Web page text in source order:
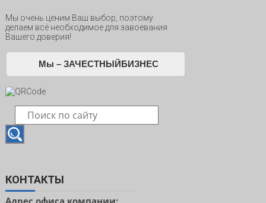
Мы очень ценим Ваш выбор, поэтому
делаем всё необходимое для завоевания
Вашего доверия!
Мы – ЗАЧЕСТНЫЙБИЗНЕС
КОНТАКТЫ